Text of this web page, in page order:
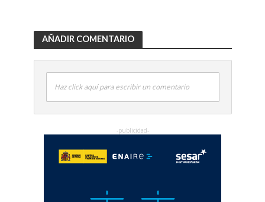
AÑADIR COMENTARIO
Haz click aquí para escribir un comentario